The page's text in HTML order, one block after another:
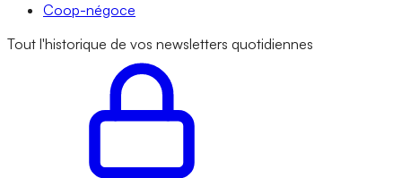
Coop-négoce
Tout l'historique de vos newsletters quotidiennes